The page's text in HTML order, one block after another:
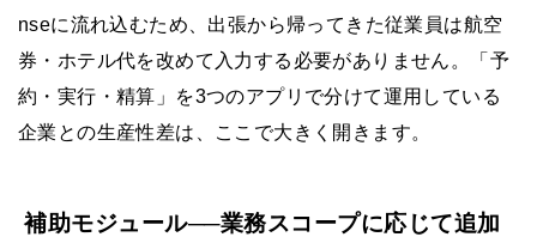
nseに流れ込むため、出張から帰ってきた従業員は航空
券・ホテル代を改めて入力する必要がありません。「予
約・実行・精算」を3つのアプリで分けて運用している
企業との生産性差は、ここで大きく開きます。
補助モジュール──業務スコープに応じて追加